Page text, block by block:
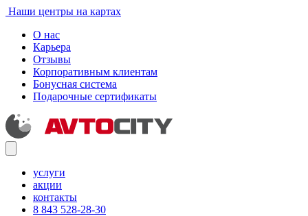
Наши центры на картах
О нас
Карьера
Отзывы
Корпоративным клиентам
Бонусная система
Подарочные сертификаты
услуги
акции
контакты
8 843 528-28-30